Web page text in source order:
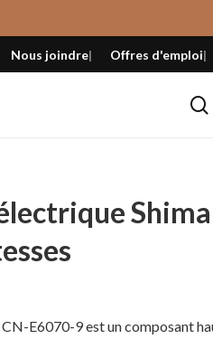
Nous joindre Offres d'emploi
E6070-9 est un composant